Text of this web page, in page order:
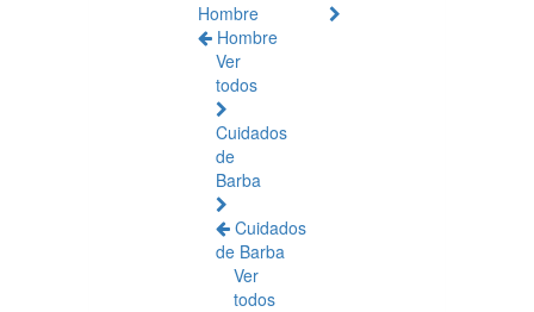
Hombre
Hombre
Ver
todos
Cuidados
de
Barba
Cuidados
de Barba
Ver
todos